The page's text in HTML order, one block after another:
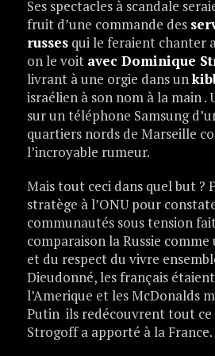
Ses spectacles à scandale
fruit d’une commande des
russesqui le feraient chanter
on le voit avec Dominique
livrant à une orgie dans un
israélien à son nom à la main .
sur un téléphone Samsung
quartiers nords de Marseille
l’incroyable rumeur.
Mais tout ceci dans quel but ?
stratège à l’ONU pour
communautés sous tension
comparaison la Russie
et du respect du vivre
Dieudonné, les français
l’Amerique et les McDonalds
Putin ils redécouvrent tout ce
Strogoff a apporté à la France.